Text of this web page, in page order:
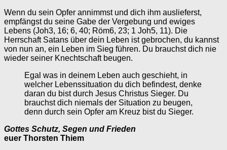
Wenn du sein Opfer annimmst und dich ihm auslieferst,
empfängst du seine Gabe der Vergebung und ewiges
Lebens (Joh3, 16; 6, 40; Röm6, 23; 1 Joh5, 11). Die
Herrschaft Satans über dein Leben ist gebrochen, du kannst
von nun an, ein Leben im Sieg führen. Du brauchst dich nie
wieder seiner Knechtschaft beugen.
Egal was in deinem Leben auch geschieht, in
welcher Lebenssituation du dich befindest, denke
daran du bist durch Jesus Christus Sieger. Du
brauchst dich niemals der Situation zu beugen,
denn durch sein Opfer am Kreuz bist du Sieger.
Gottes Schutz, Segen und Frieden
euer Thorsten Thiem